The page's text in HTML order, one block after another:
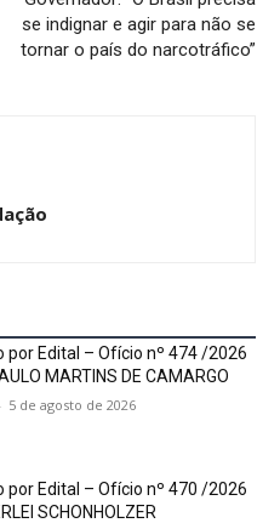
se indignar e agir para não se
tornar o país do narcotráfico”
por Edital – Ofício nº 474 /2026
MARTINS DE CAMARGO
- 5 de agosto de 2026
por Edital – Ofício nº 470 /2026
SCHONHOLZER